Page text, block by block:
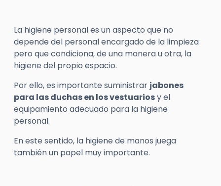
La higiene personal es un aspecto que no
depende del personal encargado de la limpieza
pero que condiciona, de una manera u otra, la
higiene del propio espacio.
Por ello, es importante suministrar jabones
para las duchas en los vestuariosy el
equipamiento adecuado para la higiene
personal.
En este sentido, la higiene de manos juega
también un papel muy importante.